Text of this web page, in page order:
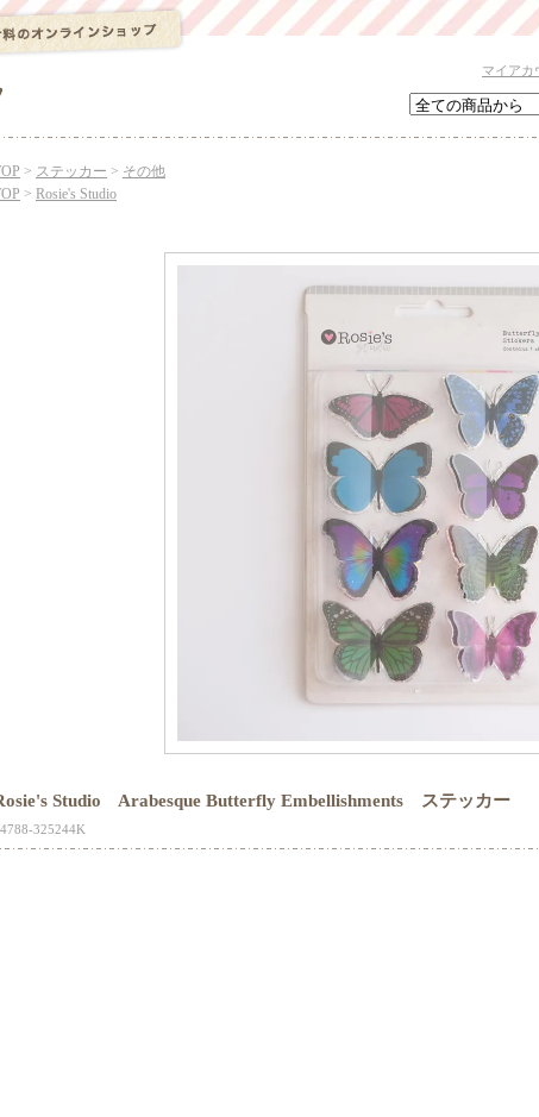
マイアカ
> ステッカー > その他
> Rosie's Studio
Studio Arabesque Butterfly Embellishments ステッカー
325244K